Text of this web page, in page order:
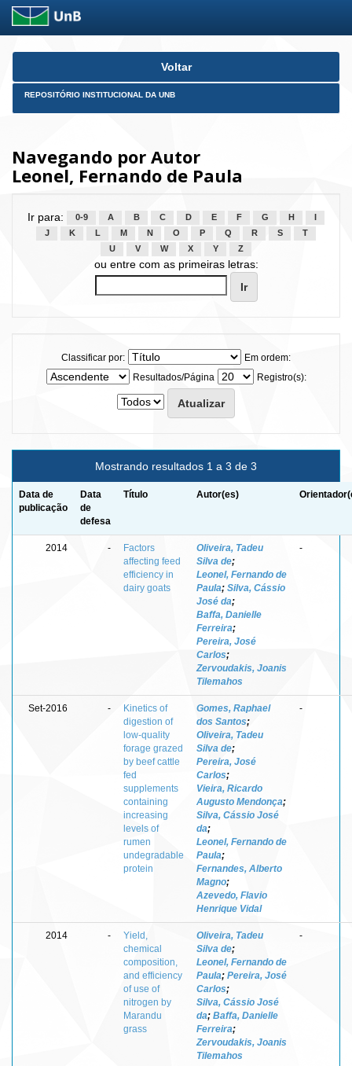
Skip
Voltar
REPOSITÓRIO INSTITUCIONAL DA UNB
Navegando por Autor
Leonel, Fernando de Paula
Ir para: 0-9 A B C D E F G H
J
K L M N O P Q R S
T
U
V W X Y Z
ou entre com as primeiras letras:
Classificar por:
Em ordem:
Resultados/Página
Registro(s):
Mostrando resultados 1 a 3 de 3
Data de
publicação
Data
de
defesa
Título Autor(es)
2014 -
Factors
affecting feed
efficiency in
dairy goats
Oliveira, Tadeu
Silva de;
Leonel, Fernando de
Paula; Silva, Cássio
José da;
Baffa, Danielle
Ferreira;
Pereira, José
Carlos;
Zervoudakis, Joanis
Tilemahos
-
Set-2016 -
Kinetics of
digestion of
low-quality
forage grazed
by beef cattle
fed
supplements
containing
increasing
levels of
rumen
undegradable
protein
Gomes, Raphael
dos Santos;
Oliveira, Tadeu
Silva de;
Pereira, José
Carlos;
Vieira, Ricardo
Augusto Mendonça;
Silva, Cássio José
da;
Leonel, Fernando de
Paula;
Fernandes, Alberto
Magno;
Azevedo, Flavio
Henrique Vidal
-
2014 -
Yield,
chemical
composition,
and efficiency
of use of
nitrogen by
Marandu
grass
Oliveira, Tadeu
Silva de;
Leonel, Fernando de
Paula; Pereira, José
Carlos;
Silva, Cássio José
da; Baffa, Danielle
Ferreira;
Zervoudakis, Joanis
Tilemahos
-